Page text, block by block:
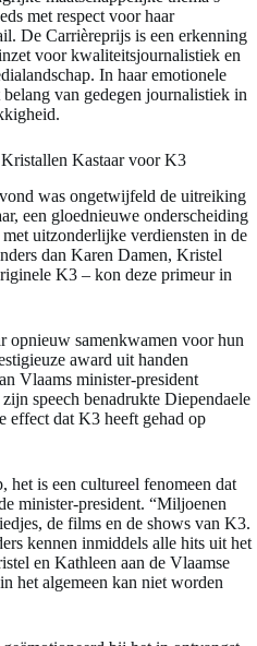
met respect voor haar
De Carrièreprijs is een erkenning
voor kwaliteitsjournalistiek en
In haar emotionele
van gedegen journalistiek in
Kastaar voor K3
was ongetwijfeld de uitreiking
een gloednieuwe onderscheiding
uitzonderlijke verdiensten in de
dan Karen Damen, Kristel
K3 – kon deze primeur in
opnieuw samenkwamen voor hun
award uit handen
Vlaams minister-president
speech benadrukte Diependaele
effect dat K3 heeft gehad op
het is een cultureel fenomeen dat
minister-president. “Miljoenen
de films en de shows van K3.
kennen inmiddels alle hits uit het
en Kathleen aan de Vlaamse
het algemeen kan niet worden